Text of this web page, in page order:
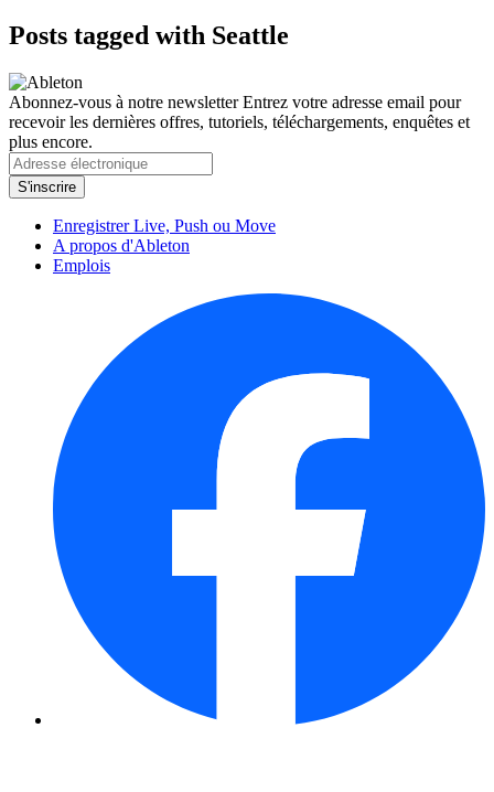
Posts tagged with Seattle
Abonnez-vous à notre newsletterEntrez votre adresse email pour
recevoir les dernières offres, tutoriels, téléchargements, enquêtes et
plus encore.
Enregistrer Live, Push ou Move
A propos d'Ableton
Emplois